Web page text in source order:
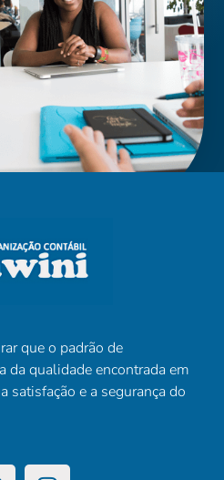
que o padrão de
da qualidade encontrada em
satisfação e a segurança do